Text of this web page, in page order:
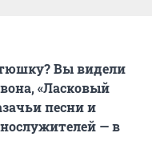
Вы видели
«Ласковый
песни и
— в